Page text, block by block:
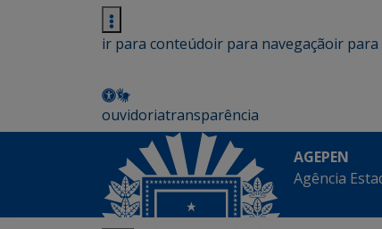
ir para conteúdoir para navegaçãoir para
ouvidoriatransparência
AGEPEN
Agência